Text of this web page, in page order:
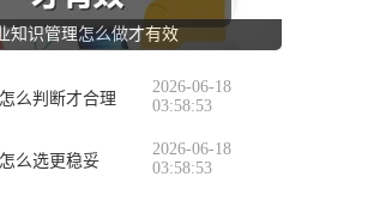
知识管理怎么做才有效
么判断才合理
2026-06-18
03:58:53
么选更稳妥
2026-06-18
03:58:53